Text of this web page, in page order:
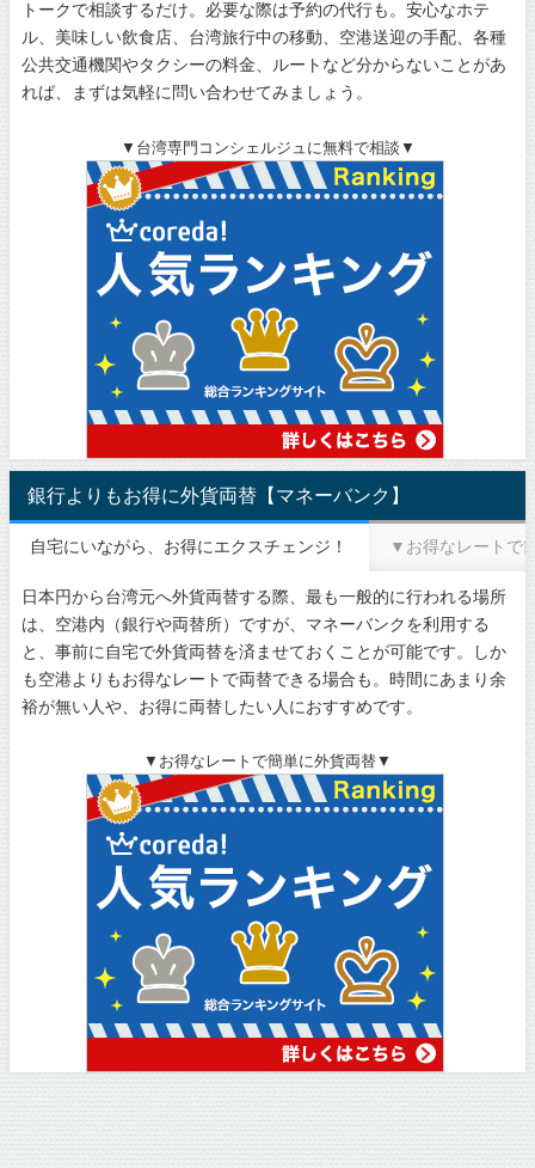
トークで相談するだけ。必要な際は予約の代行も。安心なホテ
ル、美味しい飲食店、台湾旅行中の移動、空港送迎の手配、各種
公共交通機関やタクシーの料金、ルートなど分からないことがあ
れば、まずは気軽に問い合わせてみましょう。
▼台湾専門コンシェルジュに無料で相談▼
銀行よりもお得に外貨両替【マネーバンク】
自宅にいながら、お得にエクスチェンジ！ ▼お得なレートで
日本円から台湾元へ外貨両替する際、最も一般的に行われる場所
は、空港内（銀行や両替所）ですが、マネーバンクを利用する
と、事前に自宅で外貨両替を済ませておくことが可能です。しか
も空港よりもお得なレートで両替できる場合も。時間にあまり余
裕が無い人や、お得に両替したい人におすすめです。
▼お得なレートで簡単に外貨両替▼